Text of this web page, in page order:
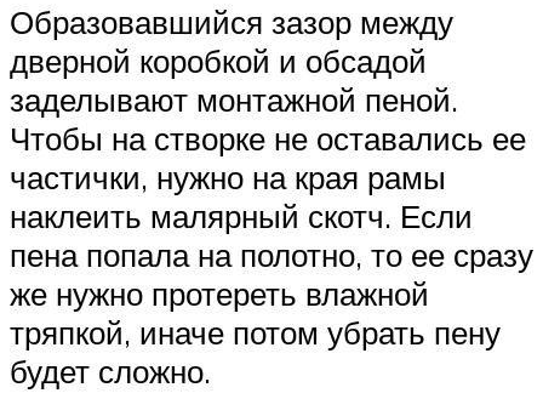
Образовавшийся зазор между
дверной коробкой и обсадой
заделывают монтажной пеной.
Чтобы на створке не оставались ее
частички, нужно на края рамы
наклеить малярный скотч. Если
пена попала на полотно, то ее сразу
же нужно протереть влажной
тряпкой, иначе потом убрать пену
будет сложно.